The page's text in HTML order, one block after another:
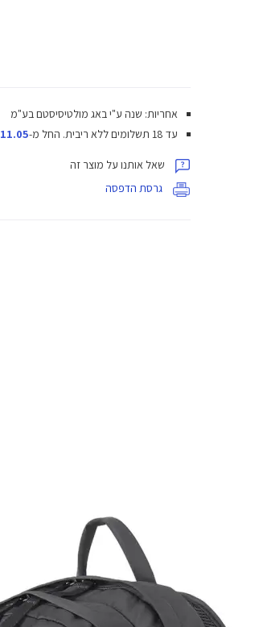
אחריות: שנה ע"י באג מולטיסיסטם בע"מ
עד 18 תשלומים ללא ריבית.
החל מ-11.05 ₪
שאל אותנו על מוצר זה
גרסת הדפסה